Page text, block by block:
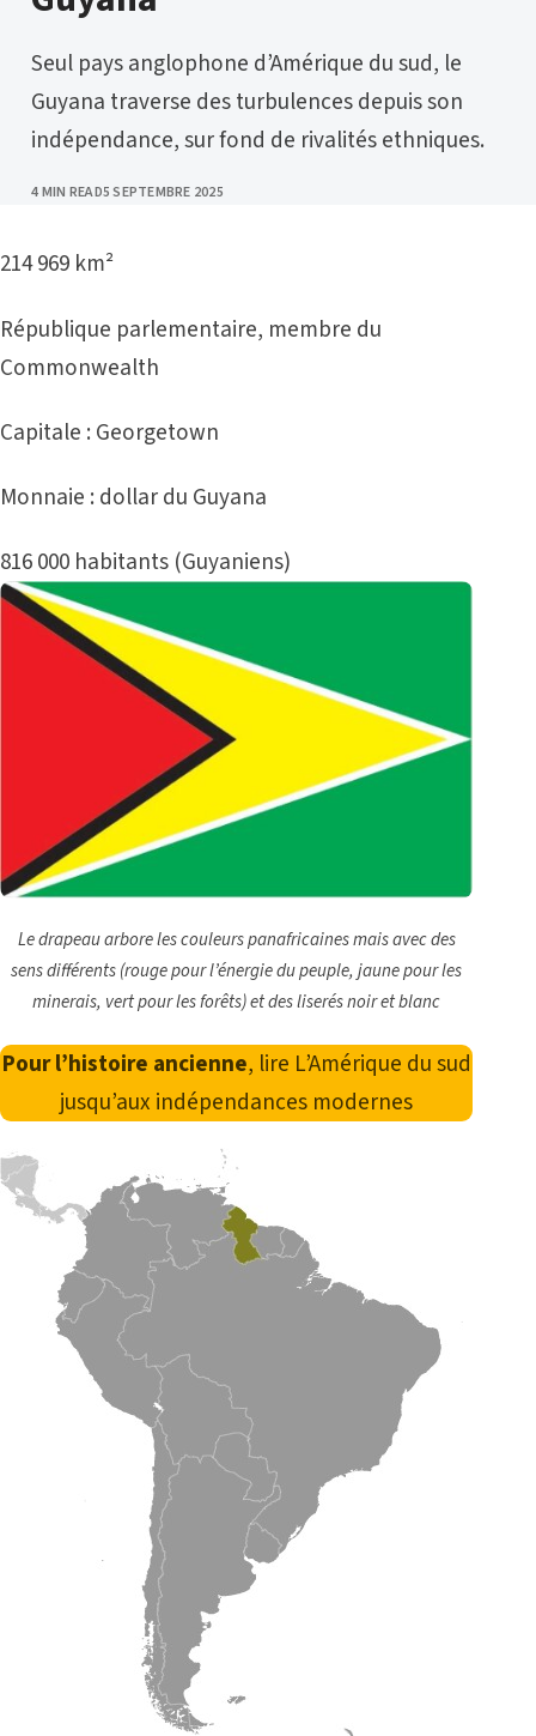
Seul pays anglophone d’Amérique du sud, le
Guyana traverse des turbulences depuis son
indépendance, sur fond de rivalités ethniques.
4 MIN READPUBLISHED
5 SEPTEMBRE 2025
214 969 km²
République parlementaire, membre du
Commonwealth
Capitale : Georgetown
Monnaie : dollar du Guyana
816 000 habitants (Guyaniens)
Le drapeau arbore les couleurs panafricaines mais avec des
sens différents (rouge pour l’énergie du peuple, jaune pour les
minerais, vert pour les forêts) et des liserés noir et blanc
Pour l’histoire ancienne, lire L’Amérique du sud
jusqu’aux indépendances modernes